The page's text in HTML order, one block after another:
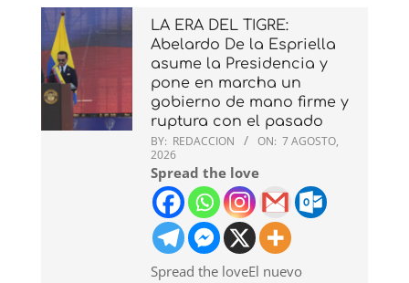
LA ERA DEL TIGRE:
Abelardo De la Espriella
asume la Presidencia y
pone en marcha un
gobierno de mano firme y
ruptura con el pasado
BY: REDACCION ON: 7 AGOSTO,
2026
Spread the love
Spread the loveEl nuevo